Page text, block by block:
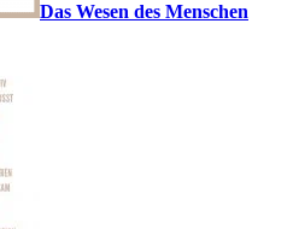
Das Wesen des Menschen